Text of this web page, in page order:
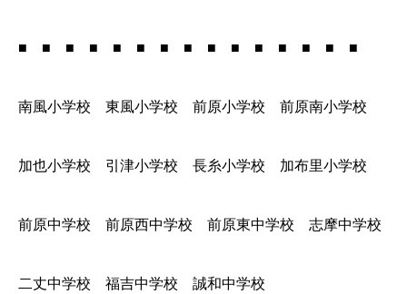
■ ■ ■ ■ ■ ■ ■ ■ ■ ■ ■ ■ ■ ■ ■
南風小学校 東風小学校 前原小学校 前原南小学校
加也小学校 引津小学校 長糸小学校 加布里小学校
前原中学校 前原西中学校 前原東中学校 志摩中学校
二丈中学校 福吉中学校 誠和中学校